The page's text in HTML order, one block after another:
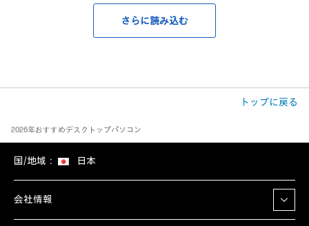
さらに読み込む
トップに戻る
2026年おすすめデスクトップパソコン
国/地域： 日本
会社情報